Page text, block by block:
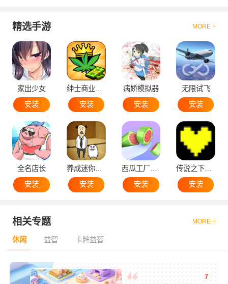
精选手游 MORE +
家出少女
安装
安装
病娇模拟器
安装
无限试飞
安装
全名店长
安装
安装
安装
安装
相关专题 MORE +
休闲 益智 卡牌益智
7